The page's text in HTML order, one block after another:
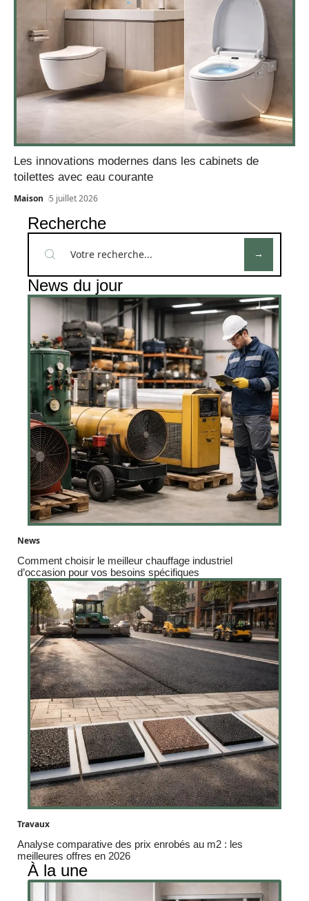
Les innovations modernes dans les cabinets de
toilettes avec eau courante
Maison 5 juillet 2026
Recherche
News du jour
News
Comment choisir le meilleur chauffage industriel
d’occasion pour vos besoins spécifiques
Travaux
Analyse comparative des prix enrobés au m2 : les
meilleures offres en 2026
À la une